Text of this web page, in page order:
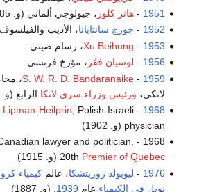
1951
-هانز كلوز ، جيولوجي ألماني (و. 1885)
1952
- جورج سانتايانا، الأديب والفيلسوف
1953
-
Xu Beihong، رسام صيني.
1956
- لوسيان فڤر ، مؤرخ فرنسي.
1959
-
S. W. R. D. Bandaranaike،
لانكي، ورئيس وزراء سري لانكا الرابع (و.
1968
-
Lipman-Heilprin , Polish-Israeli
physician (و. 1902)
1968 -
lawyer and politician,
20th Premier of Quebec
(و. 1915)
1976
- ليوپولد روزيتشكا، عالمكيمياء
نوبل في الكيمياء عام 1939 . (و. 1887)